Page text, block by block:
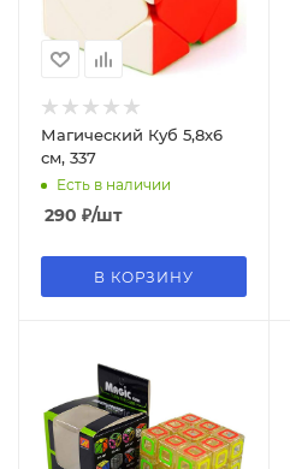
Магический Куб 5,8х6
см, 337
Есть в наличии
290 ₽/шт
В КОРЗИНУ